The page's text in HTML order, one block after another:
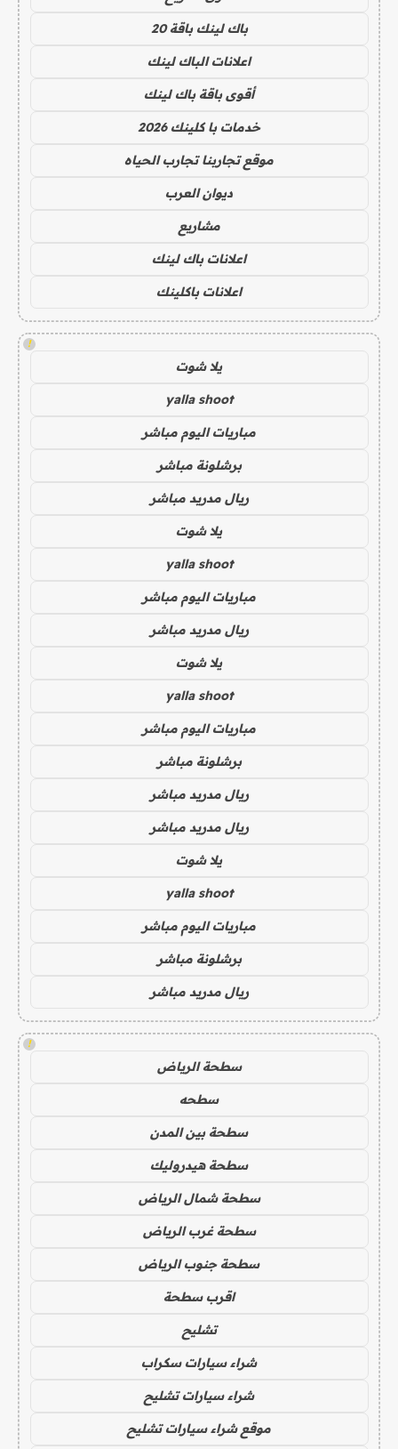
باك لينك باقة 20
اعلانات الباك لينك
أقوى باقة باك لينك
خدمات با كلينك 2026
موقع تجاربنا تجارب الحياه
ديوان العرب
مشاريع
اعلانات باك لينك
اعلانات باكلينك
!
يلا شوت
yalla shoot
مباريات اليوم مباشر
برشلونة مباشر
ريال مدريد مباشر
يلا شوت
yalla shoot
مباريات اليوم مباشر
ريال مدريد مباشر
يلا شوت
yalla shoot
مباريات اليوم مباشر
برشلونة مباشر
ريال مدريد مباشر
ريال مدريد مباشر
يلا شوت
yalla shoot
مباريات اليوم مباشر
برشلونة مباشر
ريال مدريد مباشر
!
سطحة الرياض
سطحه
سطحة بين المدن
سطحة هيدروليك
سطحة شمال الرياض
سطحة غرب الرياض
سطحة جنوب الرياض
اقرب سطحة
تشليح
شراء سيارات سكراب
شراء سيارات تشليح
موقع شراء سيارات تشليح